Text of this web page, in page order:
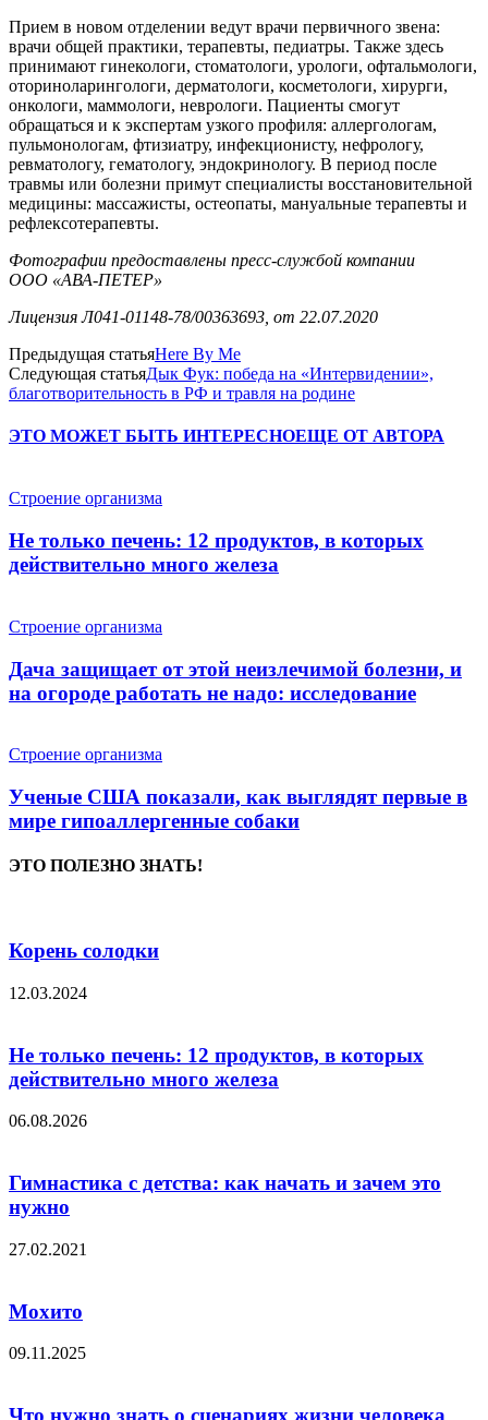
Прием в новом отделении ведут врачи первичного звена:
врачи общей практики, терапевты, педиатры. Также здесь
принимают гинекологи, стоматологи, урологи, офтальмологи,
оториноларингологи, дерматологи, косметологи, хирурги,
онкологи, маммологи, неврологи. Пациенты смогут
обращаться и к экспертам узкого профиля: аллергологам,
пульмонологам, фтизиатру, инфекционисту, нефрологу,
ревматологу, гематологу, эндокринологу. В период после
травмы или болезни примут специалисты восстановительной
медицины: массажисты, остеопаты, мануальные терапевты и
рефлексотерапевты.
Фотографии предоставлены пресс-службой компании
ООО «АВА-ПЕТЕР»
Лицензия Л041-01148-78/00363693, от 22.07.2020
Предыдущая статьяHere By Me
Следующая статьяДык Фук: победа на «Интервидении»,
благотворительность в РФ и травля на родине
ЭТО МОЖЕТ БЫТЬ ИНТЕРЕСНОЕЩЕ ОТ АВТОРА
Строение организма
Не только печень: 12 продуктов, в которых
действительно много железа
Строение организма
Дача защищает от этой неизлечимой болезни, и
на огороде работать не надо: исследование
Строение организма
Ученые США показали, как выглядят первые в
мире гипоаллергенные собаки
ЭТО ПОЛЕЗНО ЗНАТЬ!
Корень солодки
12.03.2024
Не только печень: 12 продуктов, в которых
действительно много железа
06.08.2026
Гимнастика с детства: как начать и зачем это
нужно
27.02.2021
Мохито
09.11.2025
Что нужно знать о сценариях жизни человека